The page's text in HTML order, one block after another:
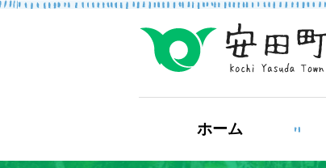
もしもの場合
防災・救急情報
ホーム